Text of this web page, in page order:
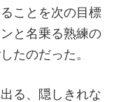
ことを次の目標
と名乗る熟練の
たのだった。
る、隠しきれな